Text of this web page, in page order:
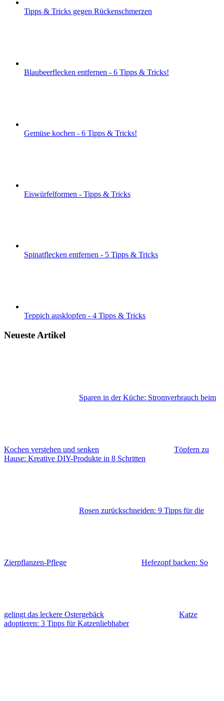
Tipps & Tricks gegen Rückenschmerzen
Blaubeerflecken entfernen - 6 Tipps & Tricks!
Gemüse kochen - 6 Tipps & Tricks!
Eiswürfelformen - Tipps & Tricks
Spinatflecken entfernen - 5 Tipps & Tricks
Teppich ausklopfen - 4 Tipps & Tricks
Neueste Artikel
Sparen in der Küche: Stromverbrauch beim
Kochen verstehen und senken
Töpfern zu
Hause: Kreative DIY-Produkte in 8 Schritten
Rosen zurückschneiden: 9 Tipps für die
Zierpflanzen-Pflege Hefezopf backen: So
gelingt das leckere Ostergebäck
Katze
adoptieren: 3 Tipps für Katzenliebhaber